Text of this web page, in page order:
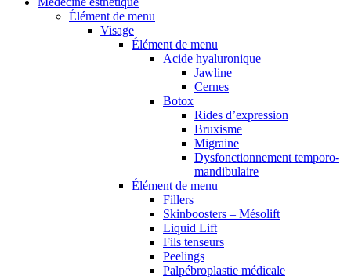
Élément de menu
Visage
Élément de menu
Acide hyaluronique
Jawline
Cernes
Botox
Rides d’expression
Bruxisme
Migraine
Dysfonctionnement temporo-
mandibulaire
Élément de menu
Fillers
Skinboosters – Mésolift
Liquid Lift
Fils tenseurs
Peelings
Palpébroplastie médicale